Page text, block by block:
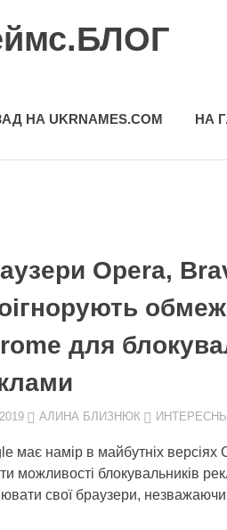
НА UKRNAMES.COM НА
Opera,
для
АЛИНА БЛИЗНЮК
має намір в майбутніх версіях
можливості блокувальників
свої браузери,